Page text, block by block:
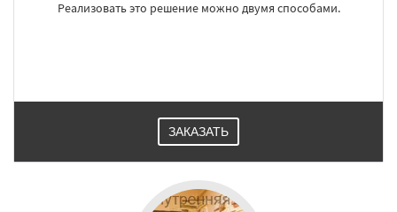
Реализовать это решение можно двумя способами.
ЗАКАЗАТЬ